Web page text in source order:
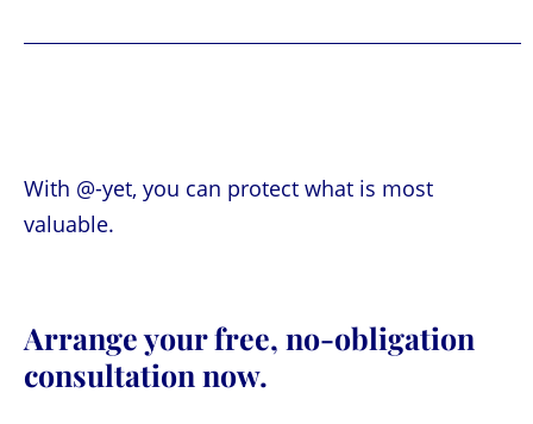
With @-yet, you can protect what is most
valuable.
Arrange your free, no-obligation
consultation now.